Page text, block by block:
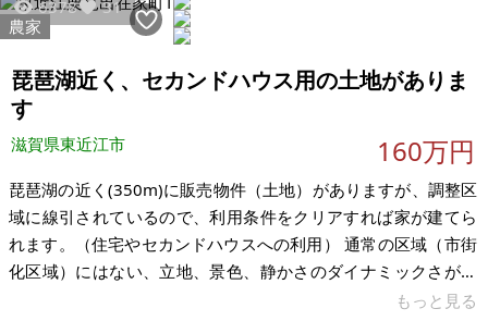
実を育てたり、鶏など飼うのにも適したすぐ近くの土地（約80
坪）も一緒に。 テレワークにもお勧めの「近場の田舎」です。
京都や大阪・名古屋方面へも南彦根駅からＪＲや車で1時間程
度、自然環境に恵まれ空気も江州(ごう
6378
31
農家
琵琶湖近く、セカンドハウス用の土地がありま
す
滋賀県東近江市 160万円
琵琶湖の近く(350m)に販売物件（土地）がありますが、調整区
域に線引されているので、利用条件をクリアすれば家が建てら
れます。（住宅やセカンドハウスへの利用） 通常の区域（市街
化区域）にはない、立地、景色、静かさのダイナミックさがあ
り、物件としては数少ないので、この自然環境を好む方には、
もっと見る